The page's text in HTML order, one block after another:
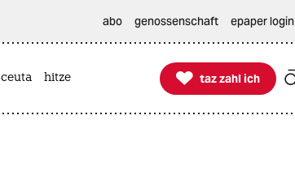
abo genossenschaft epaper login
ceuta hitze 
taz zahl ich
taz zahl ich